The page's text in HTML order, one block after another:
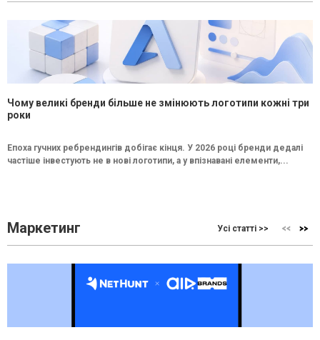
Чому великі бренди більше не змінюють логотипи кожні три
роки
Епоха гучних ребрендингів добігає кінця. У 2026 році бренди дедалі
частіше інвестують не в нові логотипи, а у впізнавані елементи,...
Маркетинг Усі статті >>